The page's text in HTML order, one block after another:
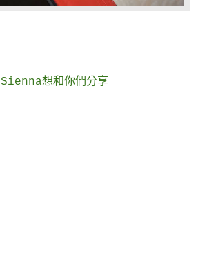
Sienna想和你們分享